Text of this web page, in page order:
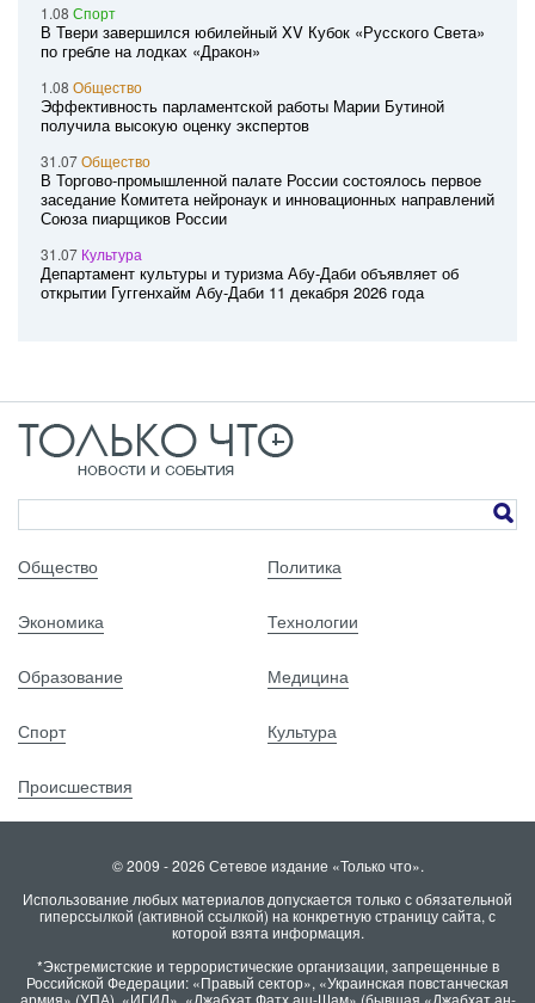
1.08 Спорт
В Твери завершился юбилейный XV Кубок «Русского Света»
по гребле на лодках «Дракон»
1.08 Общество
Эффективность парламентской работы Марии Бутиной
получила высокую оценку экспертов
31.07Общество
В Торгово-промышленной палате России состоялось первое
заседание Комитета нейронаук и инновационных направлений
Союза пиарщиков России
31.07 Культура
Департамент культуры и туризма Абу-Даби объявляет об
открытии Гуггенхайм Абу-Даби 11 декабря 2026 года
Общество Политика
Экономика Технологии
Образование Медицина
Спорт Культура
Происшествия
© 2009 - 2026 Сетевое издание «Только что».
Использование любых материалов допускается только с обязательной
гиперссылкой (активной ссылкой) на конкретную страницу сайта, с
которой взята информация.
*Экстремистские и террористические организации, запрещенные в
Российской Федерации: «Правый сектор», «Украинская повстанческая
армия» (УПА), «ИГИЛ», «Джабхат Фатх аш-Шам» (бывшая «Джабхат ан-